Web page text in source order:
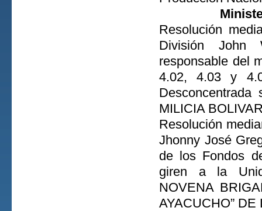
Resolución
División John
responsable del
4.02, 4.03 y
MILICIA
Resolución
Jhonny José
de los Fondos
giren a la
NOVENA
AYACUCHO”